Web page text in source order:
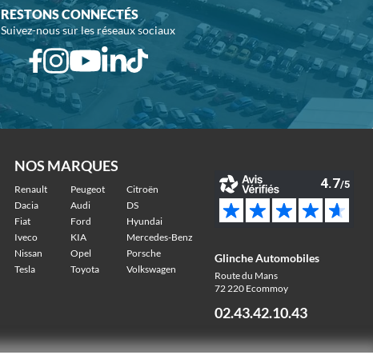
RESTONS CONNECTÉS
Suivez-nous sur les réseaux sociaux
NOS MARQUES
Renault Peugeot
Citroën
Dacia
Audi
DS
Fiat
Ford
Hyundai
Iveco
KIA
Mercedes-Benz
Nissan
Opel
Porsche
Tesla
Toyota Volkswagen
Glinche Automobiles
Route du Mans
72 220 Ecommoy
02.43.42.10.43